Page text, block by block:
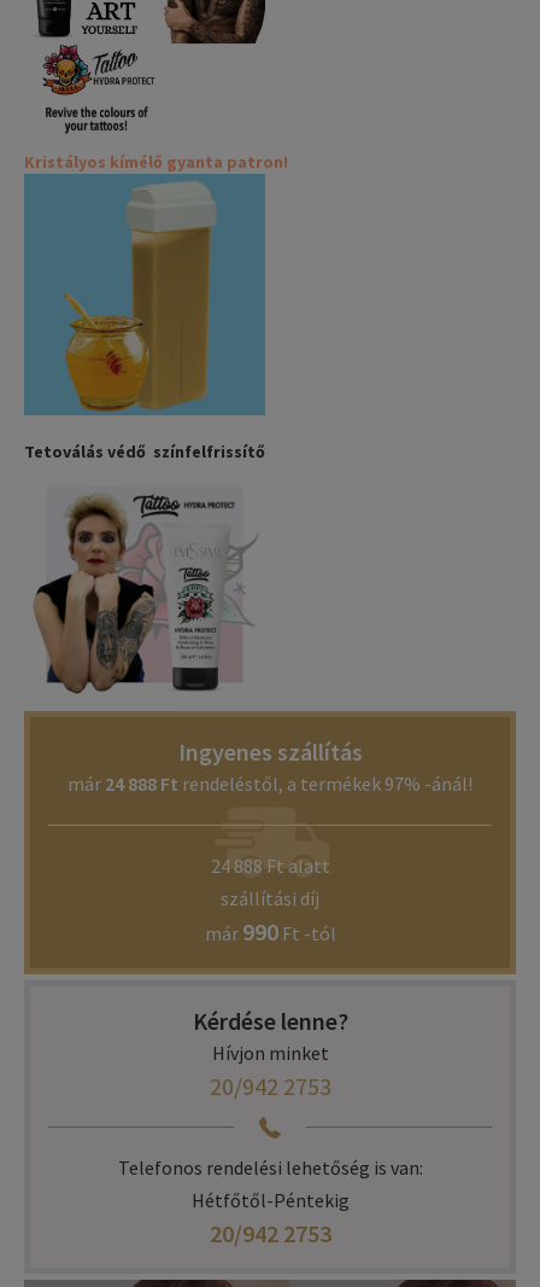
Kristályos kímélő gyanta patron!
Tetoválás védő színfelfrissítő
Ingyenes szállítás
már 24 888 Ft rendeléstől, a termékek 97% -ánál!
24 888 Ft alatt
szállítási díj
már 990Ft -tól
Kérdése lenne?
Hívjon minket
20/942 2753
Telefonos rendelési lehetőség is van:
Hétfőtől-Péntekig
20/942 2753